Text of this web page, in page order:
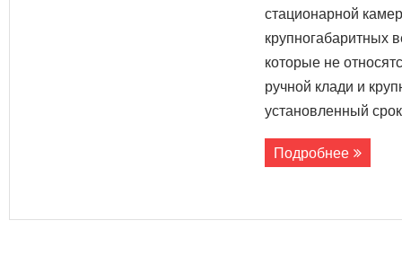
стационарной
крупногабаритных
которые не
ручной клади и
установленный
Подробнее